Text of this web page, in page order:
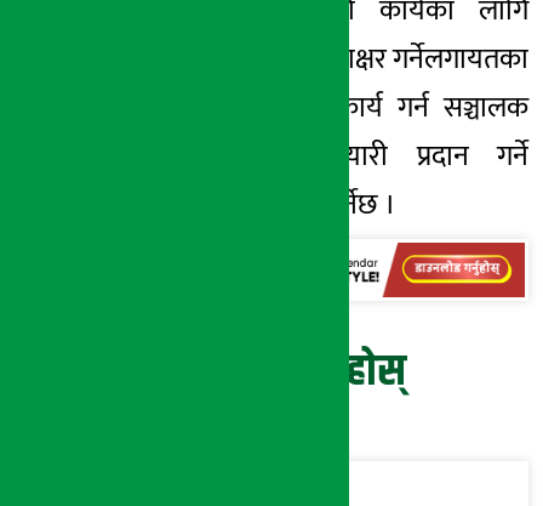
प्रस्ताव आएमा सो कार्यका लागि
समझदारीपत्रमा हस्ताक्षर गर्नेलगायतका
आवश्यक सम्पूर्ण कार्य गर्न सञ्चालक
समितिलाई अख्तियारी प्रदान गर्ने
प्रस्ताव पनि पारित गर्नेछ ।
प्रतिक्रिया दिनुहोस्